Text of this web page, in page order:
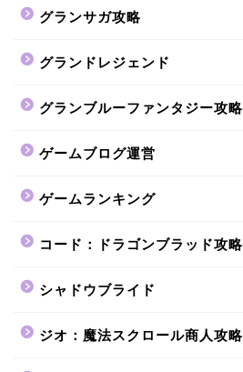
グランサガ攻略
グランドレジェンド
グランブルーファンタジー攻略
ゲームブログ運営
ゲームランキング
コード：ドラゴンブラッド攻略
シャドウブライド
ジオ：魔法スクロール商人攻略